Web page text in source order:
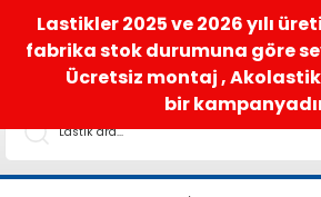
satis@akolastik.com 0 850 285 63 85
Lastikler 2025 ve 2026 yılı
fabrika stok durumuna göre
Ücretsiz montaj ,
bir